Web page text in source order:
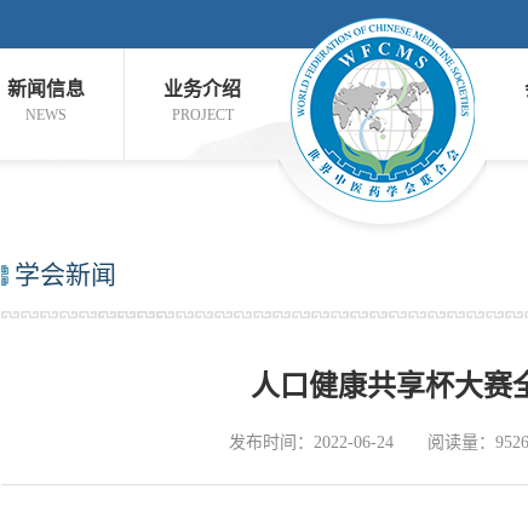
新闻信息
NEWS
业务介绍
PROJECT
学会新闻
人口健康共享杯大赛
发布时间：2022-06-24 阅读量：9526